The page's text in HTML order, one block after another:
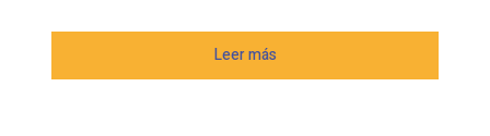
Leer más